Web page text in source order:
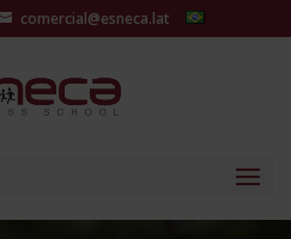
comercial@esneca.lat